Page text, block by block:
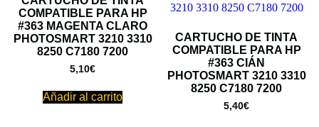
COMPATIBLE PARA HP
#363 MAGENTA CLARO
PHOTOSMART 3210 3310
8250 C7180 7200
5,10€
Añadir al carrito
CARTUCHO DE TINTA
COMPATIBLE PARA HP
#363 CIÁN
PHOTOSMART 3210 3310
8250 C7180 7200
5,40€